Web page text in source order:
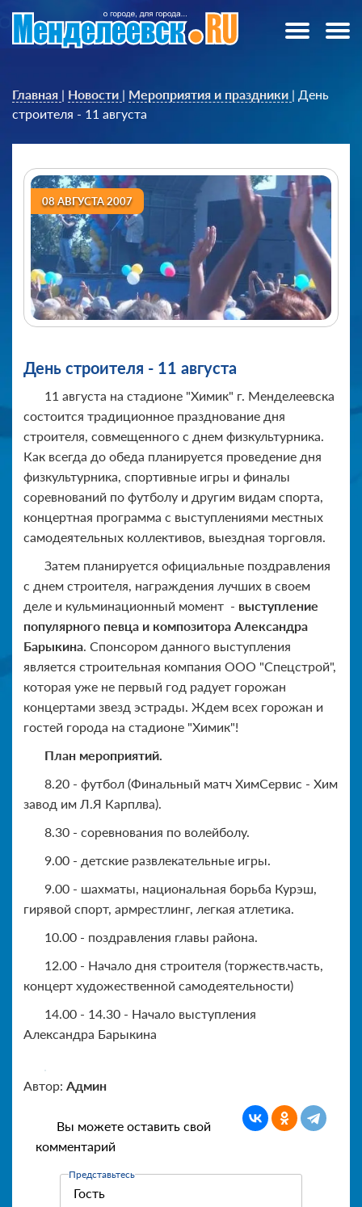
Главная | Новости | Мероприятия и праздники | День
строителя - 11 августа
08 АВГУСТА 2007
День строителя - 11 августа
11 августа на стадионе "Химик" г. Менделеевска
состоится традиционное празднование дня
строителя, совмещенного с днем физкультурника.
Как всегда до обеда планируется проведение дня
физкультурника, спортивные игры и финалы
соревнований по футболу и другим видам спорта,
концертная программа с выступлениями местных
самодеятельных коллективов, выездная торговля.
Затем планируется официальные поздравления
с днем строителя, награждения лучших в своем
деле и кульминационный момент - выступление
популярного певца и композитора Александра
Барыкина. Спонсором данного выступления
является строительная компания ООО "Спецстрой",
которая уже не первый год радует горожан
концертами звезд эстрады. Ждем всех горожан и
гостей города на стадионе "Химик"!
План мероприятий.
8.20 - футбол (Финальный матч ХимСервис - Хим
завод им Л.Я Карплва).
8.30 - соревнования по волейболу.
9.00 - детские развлекательные игры.
9.00 - шахматы, национальная борьба Курэш,
гирявой спорт, армрестлинг, легкая атлетика.
10.00 - поздравления главы района.
12.00 - Начало дня строителя (торжеств.часть,
концерт художественной самодеятельности)
14.00 - 14.30 - Начало выступления
Александра Барыкина
Автор: Админ
Вы можете оставить свой
комментарий
Представьтесь